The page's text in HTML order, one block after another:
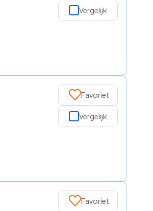
Vergelijk
Favoriet
Vergelijk
Favoriet